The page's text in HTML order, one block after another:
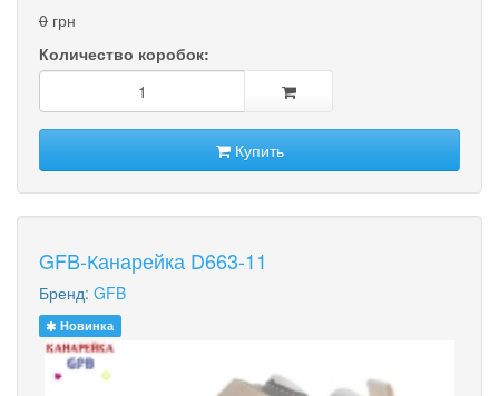
0 грн
Количество коробок:
Купить
GFB-Канарейка D663-11
Бренд: GFB
Новинка